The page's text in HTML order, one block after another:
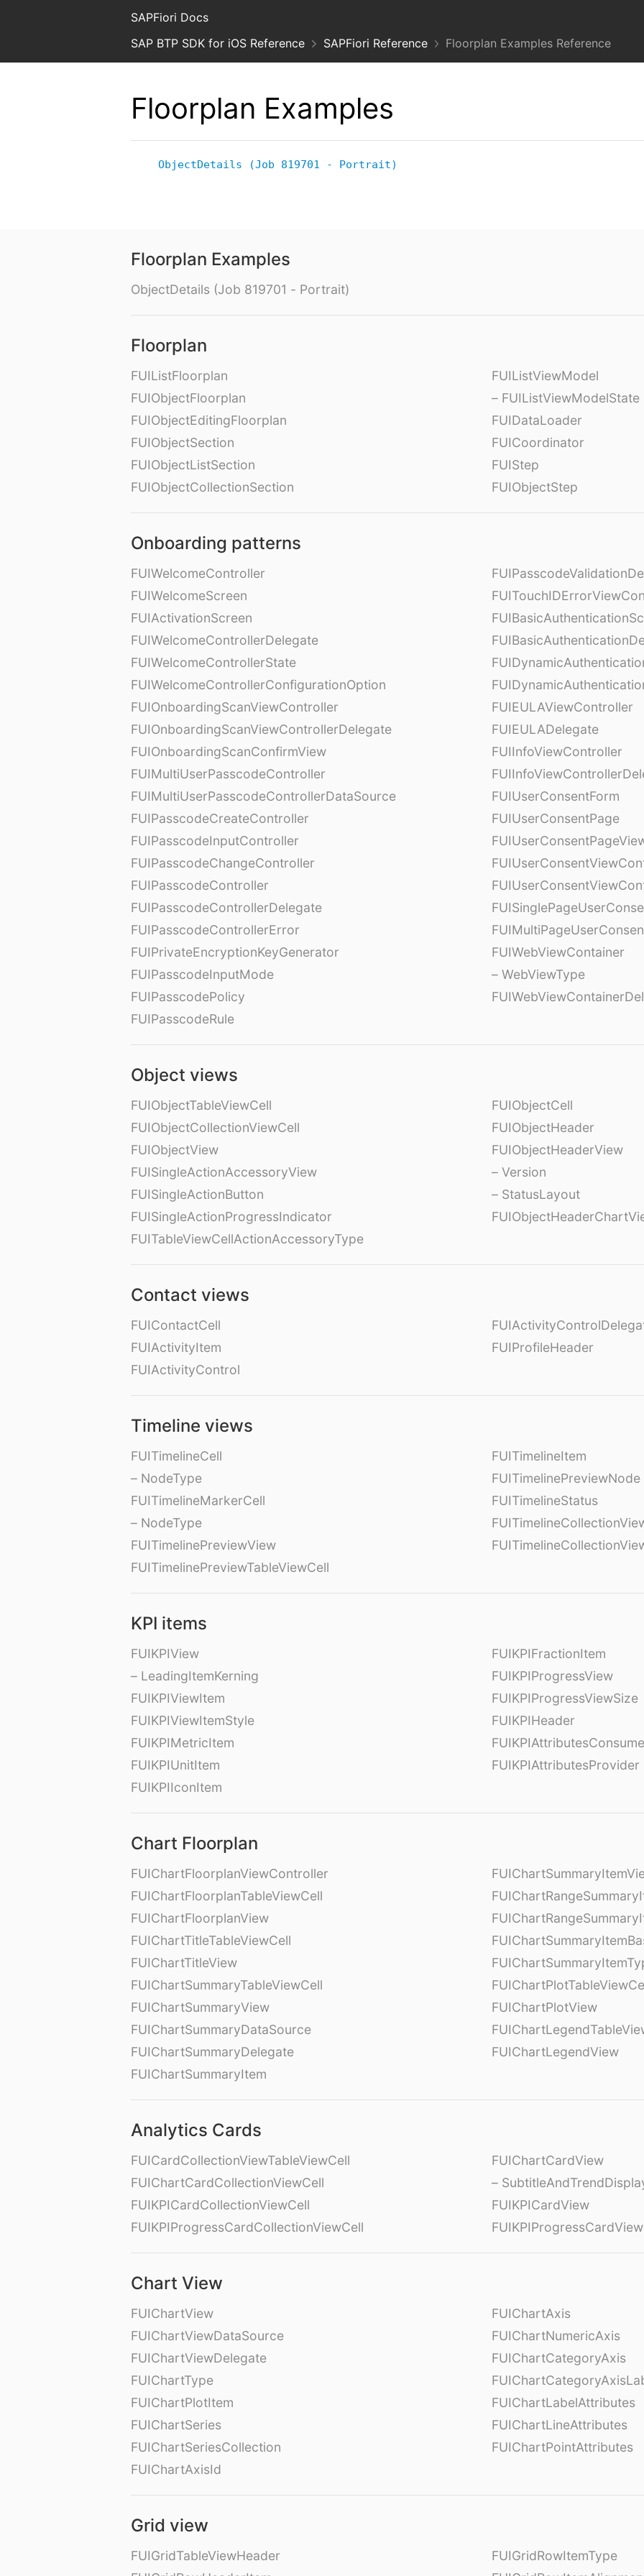
SAPFiori Docs
SAP BTP SDK for iOS Reference
SAPFiori Reference Floorplan Examples Reference
Floorplan Examples
ObjectDetails (Job 819701 - Portrait)
Floorplan Examples
ObjectDetails (Job 819701 - Portrait)
Floorplan
FUIListFloorplan
FUIObjectFloorplan
FUIObjectEditingFloorplan
FUIObjectSection
FUIObjectListSection
FUIObjectCollectionSection
FUIListViewModel
– FUIListViewModelState
FUIDataLoader
FUICoordinator
FUIStep
FUIObjectStep
Onboarding patterns
FUIWelcomeController
FUIWelcomeScreen
FUIActivationScreen
FUIWelcomeControllerDelegate
FUIWelcomeControllerState
FUIWelcomeControllerConfigurationOption
FUIOnboardingScanViewController
FUIOnboardingScanViewControllerDelegate
FUIOnboardingScanConfirmView
FUIMultiUserPasscodeController
FUIMultiUserPasscodeControllerDataSource
FUIPasscodeCreateController
FUIPasscodeInputController
FUIPasscodeChangeController
FUIPasscodeController
FUIPasscodeControllerDelegate
FUIPasscodeControllerError
FUIPrivateEncryptionKeyGenerator
FUIPasscodeInputMode
FUIPasscodePolicy
FUIPasscodeRule
FUIEULAViewController
FUIEULADelegate
FUIInfoViewController
FUIUserConsentForm
FUIUserConsentPage
FUIWebViewContainer
– WebViewType
Object views
FUIObjectTableViewCell
FUIObjectCollectionViewCell
FUIObjectView
FUISingleActionAccessoryView
FUISingleActionButton
FUISingleActionProgressIndicator
FUITableViewCellActionAccessoryType
FUIObjectCell
FUIObjectHeader
FUIObjectHeaderView
– Version
– StatusLayout
Contact views
FUIContactCell
FUIActivityItem
FUIActivityControl
FUIProfileHeader
Timeline views
FUITimelineCell
– NodeType
FUITimelineMarkerCell
– NodeType
FUITimelinePreviewView
FUITimelinePreviewTableViewCell
FUITimelineItem
FUITimelinePreviewNode
FUITimelineStatus
KPI items
FUIKPIView
– LeadingItemKerning
FUIKPIViewItem
FUIKPIViewItemStyle
FUIKPIMetricItem
FUIKPIUnitItem
FUIKPIIconItem
FUIKPIFractionItem
FUIKPIProgressView
FUIKPIProgressViewSize
FUIKPIHeader
FUIKPIAttributesProvider
Chart Floorplan
FUIChartFloorplanViewController
FUIChartFloorplanTableViewCell
FUIChartFloorplanView
FUIChartTitleTableViewCell
FUIChartTitleView
FUIChartSummaryTableViewCell
FUIChartSummaryView
FUIChartSummaryDataSource
FUIChartSummaryDelegate
FUIChartSummaryItem
FUIChartPlotView
FUIChartLegendView
Analytics Cards
FUICardCollectionViewTableViewCell
FUIChartCardCollectionViewCell
FUIKPICardCollectionViewCell
FUIKPIProgressCardCollectionViewCell
FUIChartCardView
–
FUIKPICardView
FUIKPIProgressCardView
Chart View
FUIChartView
FUIChartViewDataSource
FUIChartViewDelegate
FUIChartType
FUIChartPlotItem
FUIChartSeries
FUIChartSeriesCollection
FUIChartAxisId
FUIChartAxis
FUIChartNumericAxis
FUIChartCategoryAxis
FUIChartLabelAttributes
FUIChartLineAttributes
FUIChartPointAttributes
Grid view
FUIGridTableViewHeader
FUIGridRowItemType